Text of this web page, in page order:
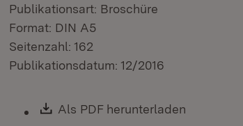
Publikationsart: Broschüre
Format: DIN A5
Seitenzahl: 162
Publikationsdatum: 12/2016
Download:
Als PDF herunterladen